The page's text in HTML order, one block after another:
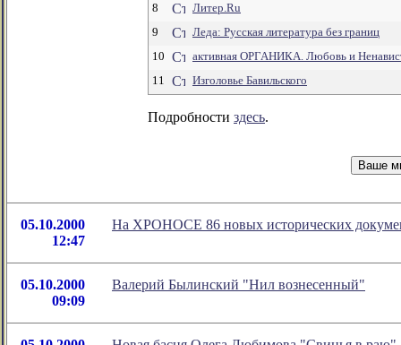
8
Литер.Ru
9
Леда: Русская литература без границ
10
активная ОРГАНИКА. Любовь и
11
Изголовье Бавильского
Подробности здесь.
05.10.2000
12:47
На ХРОНОСЕ 86 новых исторических
05.10.2000
09:09
Валерий Былинский "Нил вознесенный"